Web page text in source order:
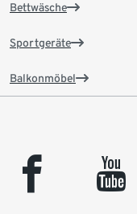
Bettwäsche
Sportgeräte
Balkonmöbel
facebook youtube